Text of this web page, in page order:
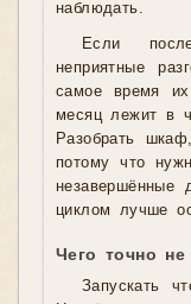
наблюдать.
Если
неприятные
самое время их
месяц лежит в
Разобрать
потому что
циклом лучше
Чего точно не
Запускать